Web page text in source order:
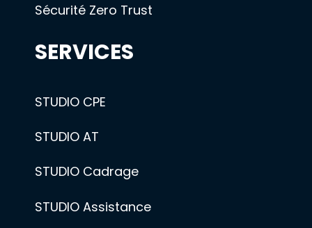
Sécurité Zero Trust
SERVICES
STUDIO CPE
STUDIO AT
STUDIO Cadrage
STUDIO Assistance